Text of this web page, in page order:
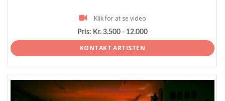
Klik for at se video
Pris: Kr. 3.500 - 12.000
KONTAKT ARTISTEN